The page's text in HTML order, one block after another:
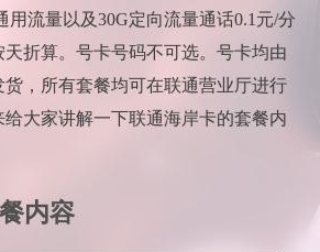
用流量以及30G定向流量通话0.1元/分
折算。号卡号码不可选。号卡均由
，所有套餐均可在联通营业厅进行
大家讲解一下联通海岸卡的套餐内
内容